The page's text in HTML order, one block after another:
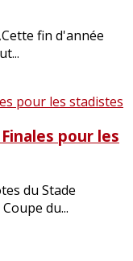
fin d'année
pour les
du Stade
du...